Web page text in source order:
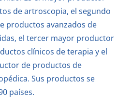
de artroscopia, el segundo
productos avanzados de
el tercer mayor productor
clínicos de terapia y el
de productos de
Sus productos se
países.